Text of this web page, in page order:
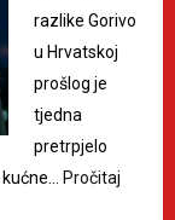
razlike Gorivo
u Hrvatskoj
prošlog je
tjedna
pretrpjelo
Pročitaj